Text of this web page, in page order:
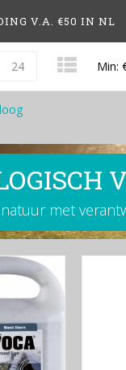
V.A. €50 IN NL
24 Min:
met